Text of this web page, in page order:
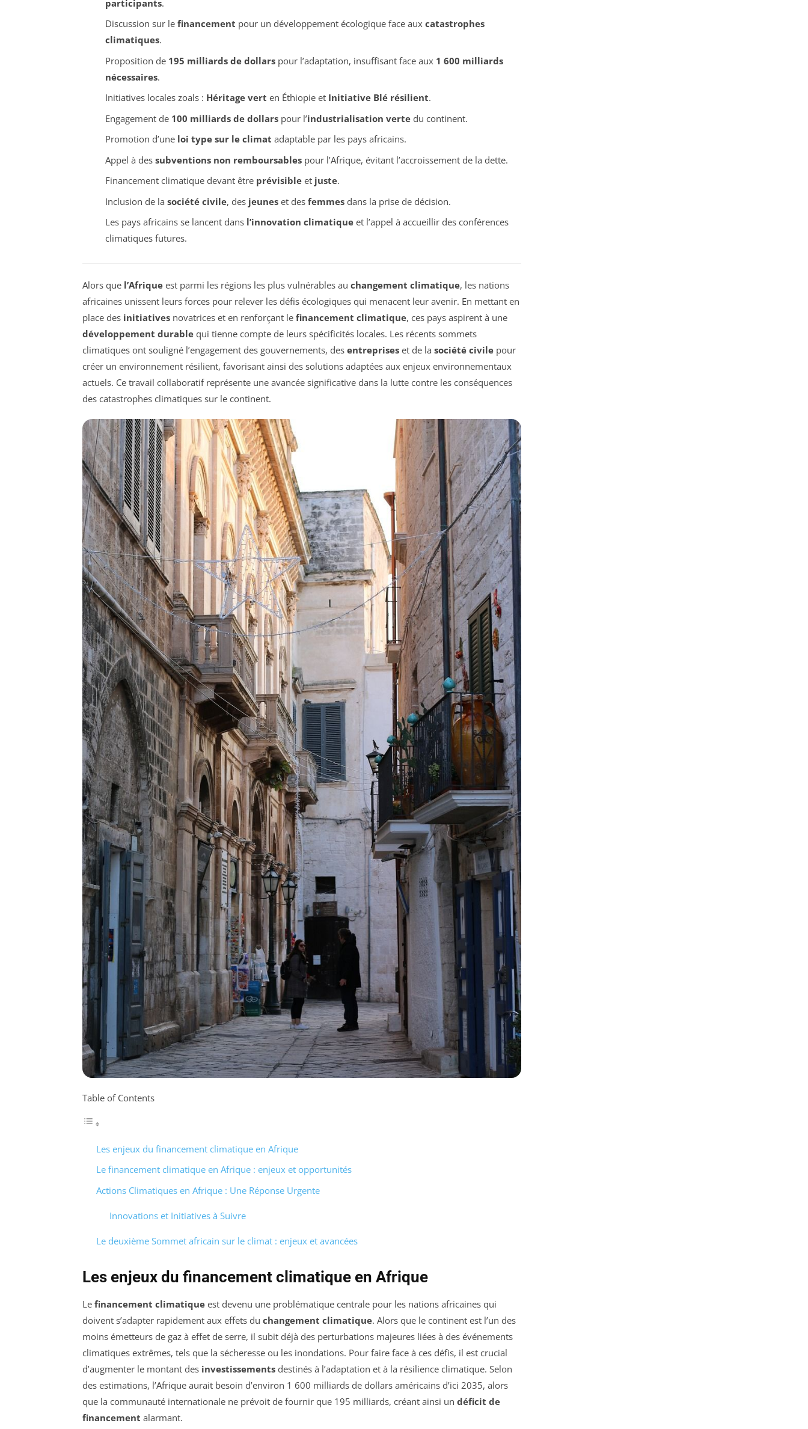
participants.
Discussion sur le financement pour un développement écologique face aux catastrophes
climatiques.
Proposition de 195 milliards de dollarspour l’adaptation, insuffisant face aux 1 600 milliards
nécessaires.
Initiatives locales zoals : Héritage vert en Éthiopie et Initiative Blé résilient.
Engagement de 100 milliards de dollarspour l’industrialisation vertedu continent.
Promotion d’une loi type sur le climat adaptable par les pays africains.
Appel à des subventions non remboursablespour l’Afrique, évitant l’accroissement de la dette.
Financement climatique devant être prévisibleet juste.
Inclusion de la société civile, des jeuneset des femmesdans la prise de décision.
Les pays africains se lancent dans l’innovation climatiqueet l’appel à accueillir des conférences
climatiques futures.
Alors que l’Afrique est parmi les régions les plus vulnérables au changement climatique, les nations
africaines unissent leurs forces pour relever les défis écologiques qui menacent leur avenir. En mettant en
place des initiatives novatrices et en renforçant le financement climatique, ces pays aspirent à une
développement durable qui tienne compte de leurs spécificités locales. Les récents sommets
climatiques ont souligné l’engagement des gouvernements, des entreprises et de la société civile pour
créer un environnement résilient, favorisant ainsi des solutions adaptées aux enjeux environnementaux
actuels. Ce travail collaboratif représente une avancée significative dans la lutte contre les conséquences
des catastrophes climatiques sur le continent.
Table of Contents
Les enjeux du financement climatique en Afrique
Le financement climatique en Afrique : enjeux et opportunités
Actions Climatiques en Afrique : Une Réponse Urgente
Innovations et Initiatives à Suivre
Le deuxième Sommet africain sur le climat : enjeux et avancées
Les enjeux du financement climatique en Afrique
Le financement climatique est devenu une problématique centrale pour les nations africaines qui
doivent s’adapter rapidement aux effets du changement climatique. Alors que le continent est l’un des
moins émetteurs de gaz à effet de serre, il subit déjà des perturbations majeures liées à des événements
climatiques extrêmes, tels que la sécheresse ou les inondations. Pour faire face à ces défis, il est crucial
d’augmenter le montant des investissements destinés à l’adaptation et à la résilience climatique. Selon
des estimations, l’Afrique aurait besoin d’environ 1 600 milliards de dollars américains d’ici 2035, alors
que la communauté internationale ne prévoit de fournir que 195 milliards, créant ainsi un déficit de
financement alarmant.